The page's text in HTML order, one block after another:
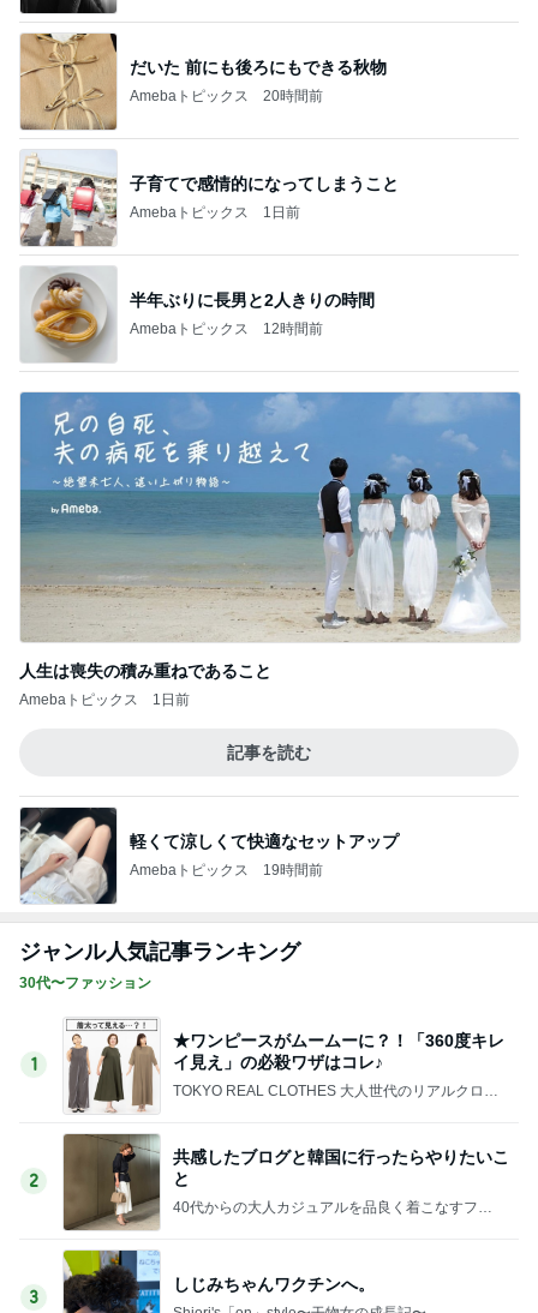
だいた 前にも後ろにもできる秋物
Amebaトピックス 20時間前
子育てで感情的になってしまうこと
Amebaトピックス 1日前
半年ぶりに長男と2人きりの時間
Amebaトピックス 12時間前
人生は喪失の積み重ねであること
Amebaトピックス 1日前
記事を読む
軽くて涼しくて快適なセットアップ
Amebaトピックス 19時間前
ジャンル人気記事ランキング
30代〜ファッション
1
★ワンピースがムームーに？！「360度キレ
イ見え」の必殺ワザはコレ♪
TOKYO REAL CLOTHES 大人世代のリアルクロー
2
共感したブログと韓国に行ったらやりたいこ
と
40代からの大人カジュアルを品良く着こなすファ
3
しじみちゃんワクチンへ。